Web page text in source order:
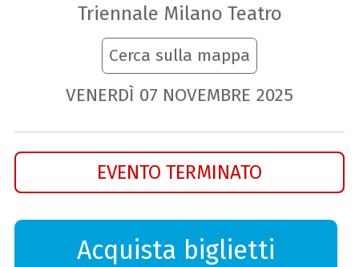
Triennale Milano Teatro
Cerca sulla mappa
VENERDÌ 07 NOVEMBRE 2025
EVENTO TERMINATO
Acquista biglietti